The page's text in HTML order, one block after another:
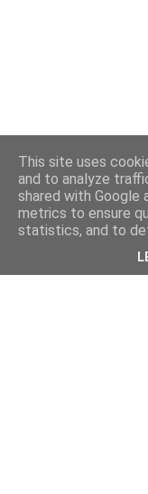
This site uses
and to analyze
shared with Google
metrics to ensure
statistics, and to